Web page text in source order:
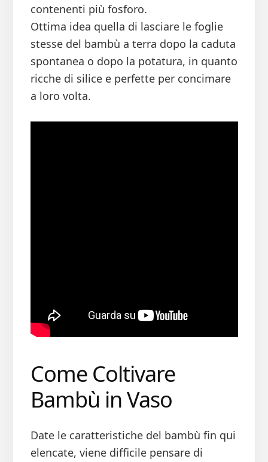
contenenti più fosforo.
Ottima idea quella di lasciare le foglie
stesse del bambù a terra dopo la caduta
spontanea o dopo la potatura, in quanto
ricche di silice e perfette per concimare
a loro volta.
Come Coltivare
Bambù in Vaso
Date le caratteristiche del bambù fin qui
elencate, viene difficile pensare di